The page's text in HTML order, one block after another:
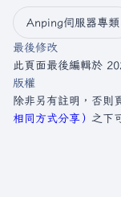
Anping伺服器專類
最後修改
此頁面最後編輯於
版權
除非另有註明，否則
相同方式分享） 之下